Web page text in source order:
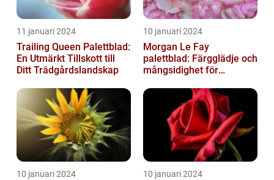
11 januari 2024
Trailing Queen Palettblad:
En Utmärkt Tillskott till
Ditt Trädgårdslandskap
10 januari 2024
Morgan Le Fay
palettblad: Färgglädje och
mångsidighet för
10 januari 2024 10 januari 2024